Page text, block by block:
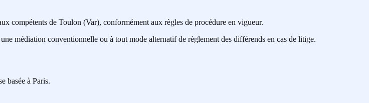
compétents de Toulon (Var), conformément aux règles de procédure en vigueur.
médiation conventionnelle ou à tout mode alternatif de règlement des différends en cas de litige.
basée à Paris.